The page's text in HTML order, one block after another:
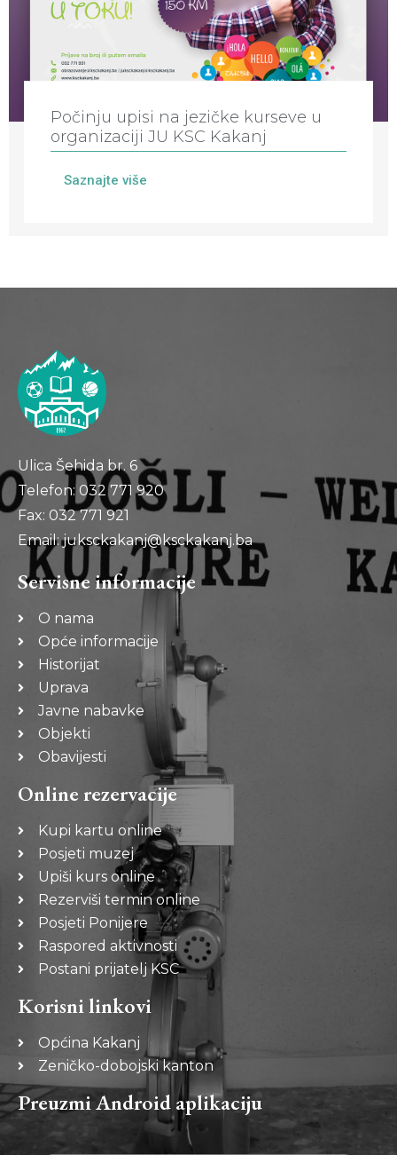
Počinju upisi na jezičke kurseve u
organizaciji JU KSC Kakanj
Saznajte više
Ulica Šehida br. 6
Telefon: 032 771 920
Fax: 032 771 921
Email: juksckakanj@ksckakanj.ba
Servisne informacije
O nama
Opće informacije
Historijat
Uprava
Javne nabavke
Objekti
Obavijesti
Online rezervacije
Kupi kartu online
Posjeti muzej
Upiši kurs online
Rezerviši termin online
Posjeti Ponijere
Raspored aktivnosti
Postani prijatelj KSC
Korisni linkovi
Općina Kakanj
Zeničko-dobojski kanton
Preuzmi Android aplikaciju